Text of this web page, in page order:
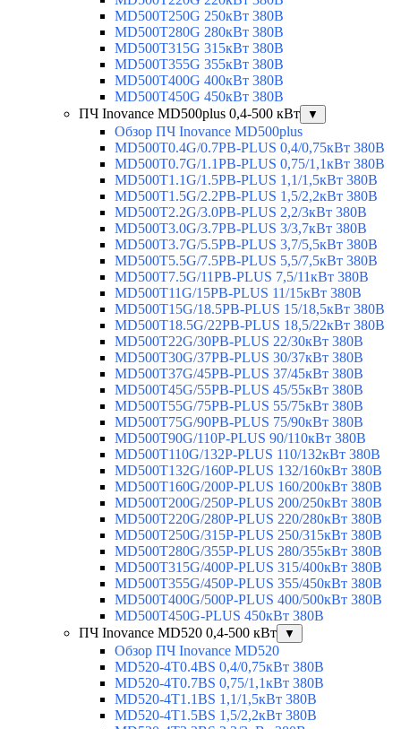
MD500T250G 250кВт 380В
MD500T280G 280кВт 380В
MD500T315G 315кВт 380В
MD500T355G 355кВт 380В
MD500T400G 400кВт 380В
MD500T450G 450кВт 380В
ПЧ Inovance MD500plus 0,4-500 кВт
▼
Обзор ПЧ Inovance MD500plus
MD500T0.4G/0.7PB-PLUS 0,4/0,75кВт 380В
MD500T0.7G/1.1PB-PLUS 0,75/1,1кВт 380В
MD500T1.1G/1.5PB-PLUS 1,1/1,5кВт 380В
MD500T1.5G/2.2PB-PLUS 1,5/2,2кВт 380В
MD500T2.2G/3.0PB-PLUS 2,2/3кВт 380В
MD500T3.0G/3.7PB-PLUS 3/3,7кВт 380В
MD500T3.7G/5.5PB-PLUS 3,7/5,5кВт 380В
MD500T5.5G/7.5PB-PLUS 5,5/7,5кВт 380В
MD500T7.5G/11PB-PLUS 7,5/11кВт 380В
MD500T11G/15PB-PLUS 11/15кВт 380В
MD500T15G/18.5PB-PLUS 15/18,5кВт 380В
MD500T18.5G/22PB-PLUS 18,5/22кВт 380В
MD500T22G/30PB-PLUS 22/30кВт 380В
MD500T30G/37PB-PLUS 30/37кВт 380В
MD500T37G/45PB-PLUS 37/45кВт 380В
MD500T45G/55PB-PLUS 45/55кВт 380В
MD500T55G/75PB-PLUS 55/75кВт 380В
MD500T75G/90PB-PLUS 75/90кВт 380В
MD500T90G/110P-PLUS 90/110кВт 380В
MD500T110G/132P-PLUS 110/132кВт 380В
MD500T132G/160P-PLUS 132/160кВт 380В
MD500T160G/200P-PLUS 160/200кВт 380В
MD500T200G/250P-PLUS 200/250кВт 380В
MD500T220G/280P-PLUS 220/280кВт 380В
MD500T250G/315P-PLUS 250/315кВт 380В
MD500T280G/355P-PLUS 280/355кВт 380В
MD500T315G/400P-PLUS 315/400кВт 380В
MD500T355G/450P-PLUS 355/450кВт 380В
MD500T400G/500P-PLUS 400/500кВт 380В
MD500T450G-PLUS 450кВт 380В
ПЧ Inovance MD520 0,4-500 кВт
▼
Обзор ПЧ Inovance MD520
MD520-4T0.4BS 0,4/0,75кВт 380В
MD520-4T0.7BS 0,75/1,1кВт 380В
MD520-4T1.1BS 1,1/1,5кВт 380В
MD520-4T1.5BS 1,5/2,2кВт 380В